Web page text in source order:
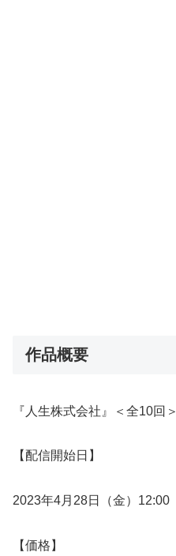
作品概要
『人生株式会社』＜全10回＞
【配信開始日】
2023年4月28日（金）12:00
【価格】